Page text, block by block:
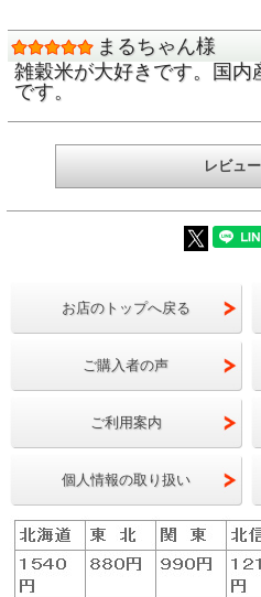
栄養満点の玄米とビタミン、
栄養素が多く含まれた雑穀が
生活習慣病や栄養バランスが
す！
食べやすさとやわらかさ、炊
の大きな雑穀をひきわりにし
でにないやさしい食感を実現し
まるちゃん様
雑穀米が大好きです。国
です。
レビュ
お店のトップへ戻る
ご購入者の声
ご利用案内
個人情報の取り扱い